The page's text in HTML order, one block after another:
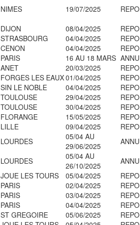
NIMES 19/07/2025
DIJON 08/04/2025
STRASBOURG 04/04/2025
CENON 04/04/2025
PARIS 16 AU 18 MARS
ANET 20/03/2025
FORGES LES EAUX01/04/2025
SIN LE NOBLE 04/04/2025
TOULOUSE 29/04/2025
TOULOUSE 30/04/2025
FLORANGE 15/05/2025
LILLE 09/04/2025
LOURDES
05/04 AU
29/06/2025
LOURDES
05/04 AU
26/10/2025
JOUE LES TOURS 05/04/2025
PARIS 02/04/2025
PARIS 03/04/2025
PARIS 04/04/2025
ST GREGOIRE 05/06/2025